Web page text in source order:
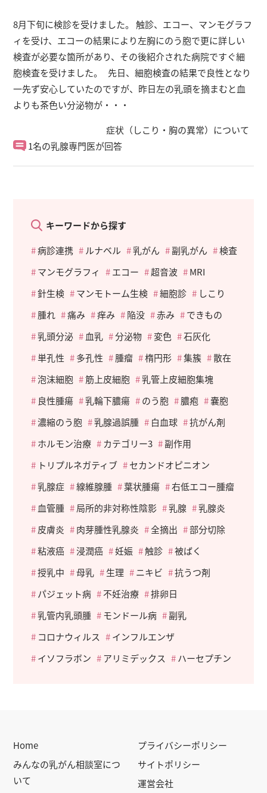
8月下旬に検診を受けました。 触診、エコー、マンモグラフ
ィを受け、エコーの結果により左胸にのう胞で更に詳しい
検査が必要な箇所があり、その後紹介された病院ですぐ細
胞検査を受けました。 先日、細胞検査の結果で良性となり
一先ず安心していたのですが、昨日左の乳頭を摘まむと血
よりも茶色い分泌物が・・・
症状（しこり・胸の異常）について
1名の乳腺専門医が回答
キーワードから探す
病診連携
ルナベル 乳がん 副乳がん
検査
マンモグラフィ
エコー 超音波
MRI
針生検
マンモトーム生検 細胞診
しこり
腫れ
痛み 痒み 陥没 赤み
できもの
乳頭分泌
血乳 分泌物 変色
石灰化
単孔性
多孔性 腫瘤 楕円形 集簇
散在
泡沫細胞
筋上皮細胞
乳管上皮細胞集塊
良性腫瘍
乳輪下膿瘍 のう胞 膿疱
嚢胞
濃縮のう胞
乳腺過誤腫 白血球
抗がん剤
ホルモン治療
カテゴリー3
副作用
トリプルネガティブ
セカンドオピニオン
乳腺症
線維腺腫 葉状腫瘍
右低エコー腫瘤
血管腫
局所的非対称性陰影 乳腺
乳腺炎
皮膚炎
肉芽腫性乳腺炎 全摘出
部分切除
粘液癌
浸潤癌 妊娠 触診
被ばく
授乳中
母乳 生理 ニキビ
抗うつ剤
パジェット病
不妊治療
排卵日
乳管内乳頭腫
モンドール病
副乳
コロナウィルス
インフルエンザ
イソフラボン
アリミデックス ハーセプチン
Home
みんなの乳がん相談室につ
いて
プライバシーポリシー
サイトポリシー
運営会社